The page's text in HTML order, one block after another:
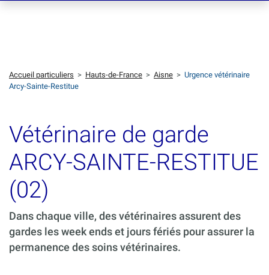
Accueil particuliers > Hauts-de-France > Aisne > Urgence vétérinaire
Arcy-Sainte-Restitue
Vétérinaire de garde
ARCY-SAINTE-RESTITUE
(02)
Dans chaque ville, des vétérinaires assurent des
gardes les week ends et jours fériés pour assurer la
permanence des soins vétérinaires.